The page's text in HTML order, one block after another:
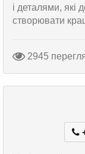
і деталями, які
створювати
2945